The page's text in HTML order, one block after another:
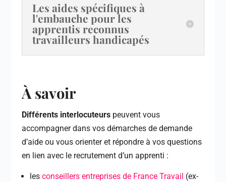
Les aides spécifiques à
l'embauche pour les
apprentis reconnus
travailleurs handicapés
À savoir
Différents interlocuteurspeuvent vous
accompagner dans vos démarches de demande
d’aide ou vous orienter et répondre à vos questions
en lien avec le recrutement d’un apprenti :
les conseillers entreprises de France Travail (ex-